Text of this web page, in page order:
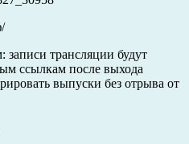
трансляции будут
ссылкам после выхода
выпуски без отрыва от